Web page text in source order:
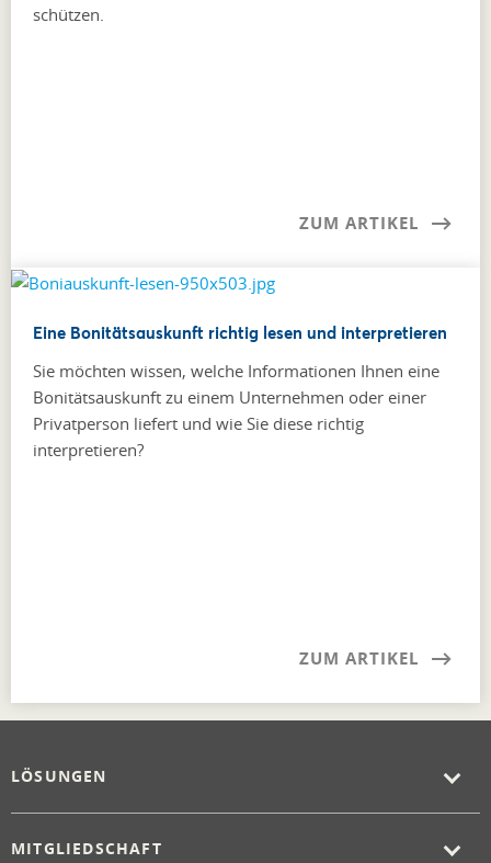
schützen.
ZUM ARTIKEL
Eine Bonitätsauskunft richtig lesen und interpretieren
Sie möchten wissen, welche Informationen Ihnen eine
Bonitätsauskunft zu einem Unternehmen oder einer
Privatperson liefert und wie Sie diese richtig
interpretieren?
ZUM ARTIKEL
LÖSUNGEN
MITGLIEDSCHAFT